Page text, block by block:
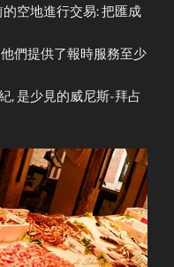
空地進行交易: 把匯成
們提供了報時服務至少
, 是少見的威尼斯-拜占